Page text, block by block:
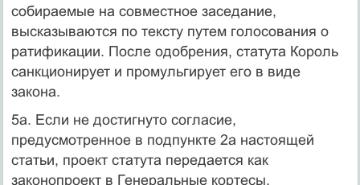
собираемые на совместное заседание,
высказываются по тексту путем голосования о
ратификации. После одобрения, статута Король
санкционирует и промульгирует его в виде
закона.
5а. Если не достигнуто согласие,
предусмотренное в подпункте 2а настоящей
статьи, проект статута передается как
законопроект в Генеральные кортесы.